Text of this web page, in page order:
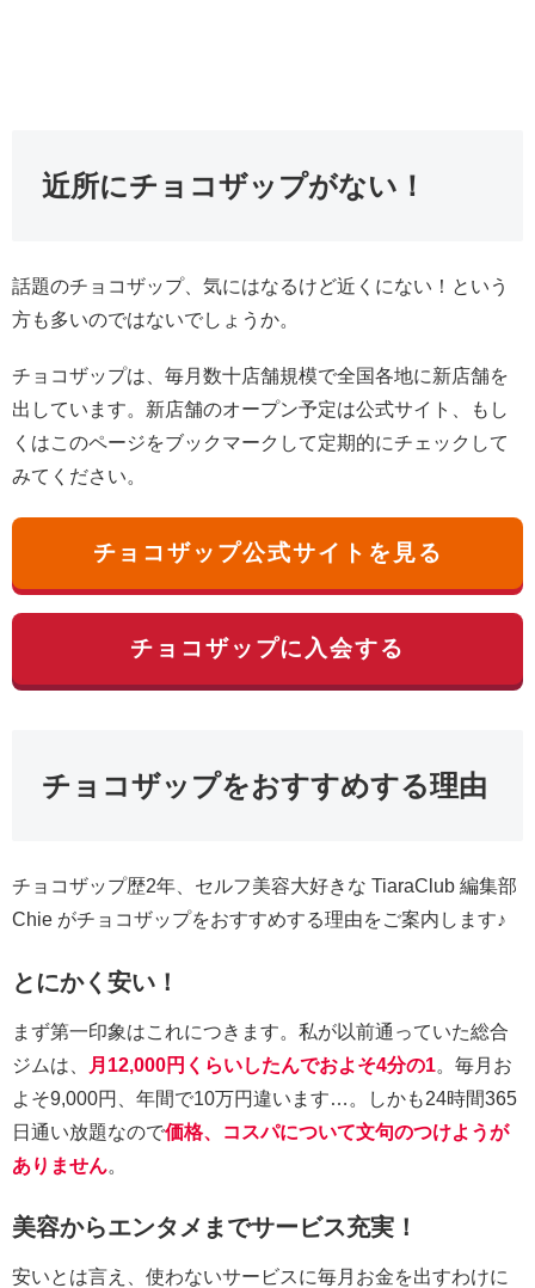
近所にチョコザップがない！
話題のチョコザップ、気にはなるけど近くにない！という
方も多いのではないでしょうか。
チョコザップは、毎月数十店舗規模で全国各地に新店舗を
出しています。新店舗のオープン予定は公式サイト、もし
くはこのページをブックマークして定期的にチェックして
みてください。
チョコザップ公式サイトを見る
チョコザップに入会する
チョコザップをおすすめする理由
チョコザップ歴2年、セルフ美容大好きな TiaraClub 編集部
Chie がチョコザップをおすすめする理由をご案内します♪
とにかく安い！
まず第一印象はこれにつきます。私が以前通っていた総合
ジムは、
月12,000円くらいしたんでおよそ4分の1。毎月お
よそ9,000円、年間で10万円違います…。しかも24時間365
日通い放題なので価格、コスパについて文句のつけようが
ありません。
美容からエンタメまでサービス充実！
安いとは言え、使わないサービスに毎月お金を出すわけに